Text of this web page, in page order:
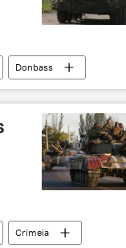
Donbass
Crimeia